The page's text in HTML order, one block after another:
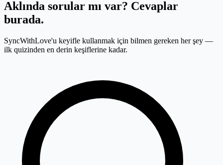
Aklında sorular mı var? Cevaplar
burada.
SyncWithLove'u keyifle kullanmak için bilmen gereken her şey —
ilk quizinden en derin keşiflerine kadar.